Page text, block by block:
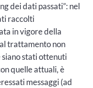
dei dati passati”: nel
raccolti
in vigore della
trattamento non
stati ottenuti
quelle attuali, è
messaggi (ad